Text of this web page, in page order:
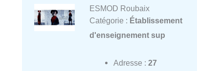
ESMOD Roubaix
Catégorie : Établissement
d'enseignement sup
Adresse : 27